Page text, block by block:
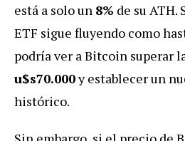
está a solo un 8% de su
ETF sigue fluyendo como
podría ver a Bitcoin superar
u$s70.000y establecer un
histórico.